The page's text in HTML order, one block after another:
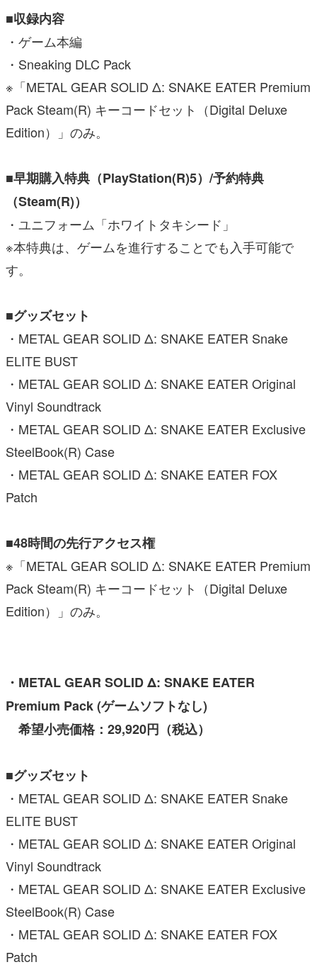
■収録内容
・ゲーム本編
・Sneaking DLC Pack
※「METAL GEAR SOLID Δ: SNAKE EATER Premium
Pack Steam(R) キーコードセット（Digital Deluxe
Edition）」のみ。
■早期購入特典（PlayStation(R)5）/予約特典
（Steam(R)）
・ユニフォーム「ホワイトタキシード」
※本特典は、ゲームを進行することでも入手可能で
す。
■グッズセット
・METAL GEAR SOLID Δ: SNAKE EATER Snake
ELITE BUST
・METAL GEAR SOLID Δ: SNAKE EATER Original
Vinyl Soundtrack
・METAL GEAR SOLID Δ: SNAKE EATER Exclusive
SteelBook(R) Case
・METAL GEAR SOLID Δ: SNAKE EATER FOX
Patch
■48時間の先行アクセス権
※「METAL GEAR SOLID Δ: SNAKE EATER Premium
Pack Steam(R) キーコードセット（Digital Deluxe
Edition）」のみ。
・METAL GEAR SOLID Δ: SNAKE EATER
Premium Pack (ゲームソフトなし)
希望小売価格：29,920円（税込）
■グッズセット
・METAL GEAR SOLID Δ: SNAKE EATER Snake
ELITE BUST
・METAL GEAR SOLID Δ: SNAKE EATER Original
Vinyl Soundtrack
・METAL GEAR SOLID Δ: SNAKE EATER Exclusive
SteelBook(R) Case
・METAL GEAR SOLID Δ: SNAKE EATER FOX
Patch